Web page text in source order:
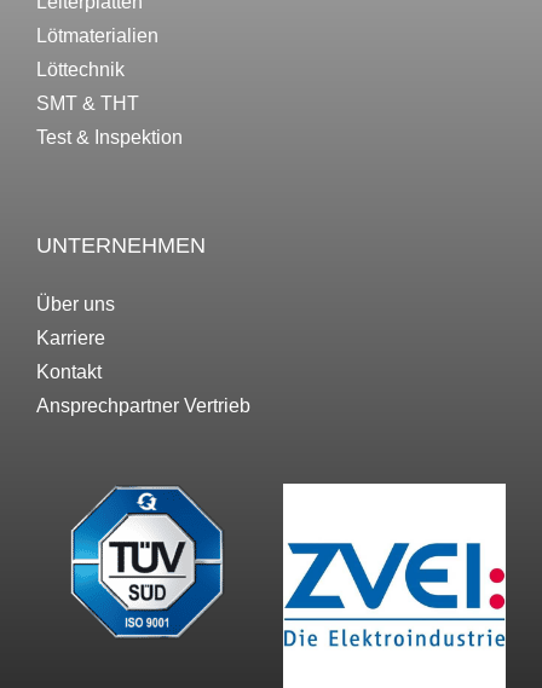
Lötmaterialien
Löttechnik
SMT & THT
Test & Inspektion
UNTERNEHMEN
Über uns
Karriere
Kontakt
Ansprechpartner Vertrieb